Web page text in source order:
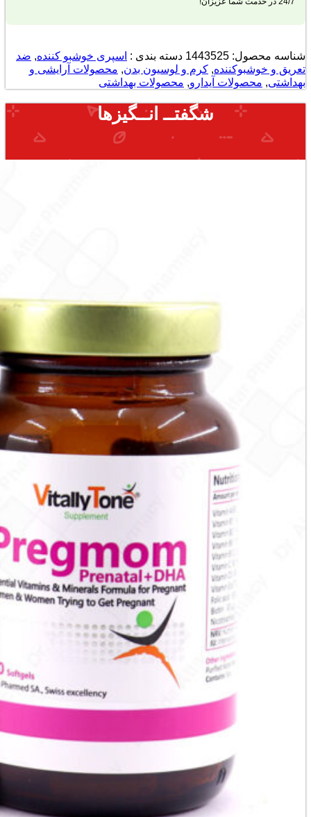
شناسه محصول: 1443525 دسته بندی : اسپری خوشبو کننده, ضد
تعریق و خوشبوکننده, کرم و لوسیون بدن, محصولات آرایشی و
بهداشتی, محصولات آیدارو, محصولات بهداشتی
شگفتــ انــگیزها